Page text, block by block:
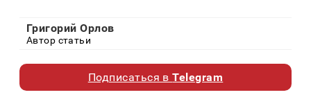
Григорий Орлов
Автор статьи
Подписаться вTelegram